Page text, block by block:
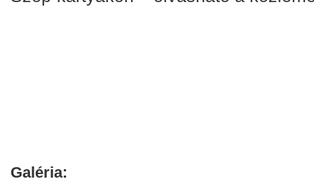
Galéria: